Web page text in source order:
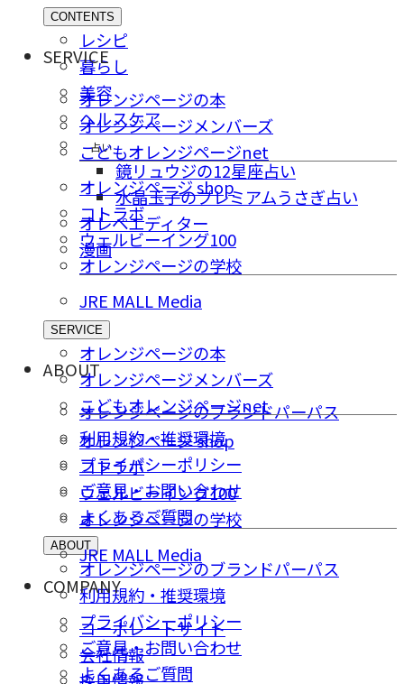
CONTENTS
レシピ
暮らし
美容
ヘルスケア
占い
鏡リュウジの12星座占い
水晶玉子のプレミアムうさぎ占い
オレペエディター
漫画
SERVICE
オレンジページの本
オレンジページメンバーズ
こどもオレンジページnet
オレンジページ shop
コトラボ
ウェルビーイング100
オレンジページの学校
JRE MALL Media
SERVICE
オレンジページの本
オレンジページメンバーズ
こどもオレンジページnet
オレンジページ shop
コトラボ
ウェルビーイング100
オレンジページの学校
JRE MALL Media
ABOUT
オレンジページのブランドパーパス
利用規約・推奨環境
プライバシーポリシー
ご意⾒・お問い合わせ
よくあるご質問
ABOUT
オレンジページのブランドパーパス
利用規約・推奨環境
プライバシーポリシー
ご意⾒・お問い合わせ
よくあるご質問
COMPANY
コーポレートサイト
会社情報